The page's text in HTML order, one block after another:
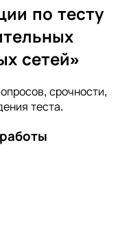
по тесту
сетей»
срочности,
теста.